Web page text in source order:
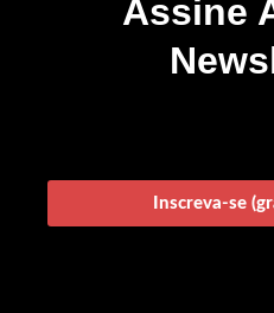
Assine
Inscreva-se